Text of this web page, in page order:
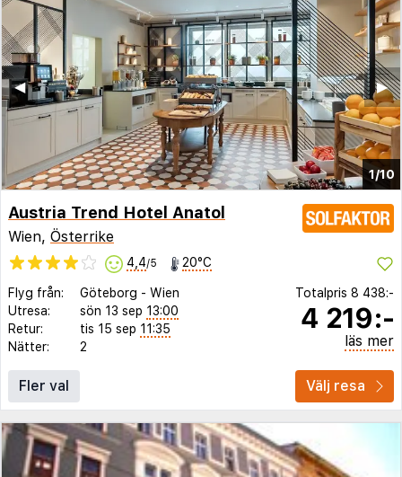
1/10
▶︎
◀︎
Austria Trend Hotel Anatol
Wien, Österrike
4,4/5 20°C
Flyg från: Göteborg - Wien
Utresa:
sön 13 sep 13:00
Retur:
tis 15 sep 11:35
Nätter:
2
Totalpris 8 438:-
4 219:-
läs mer
Fler val Välj resa